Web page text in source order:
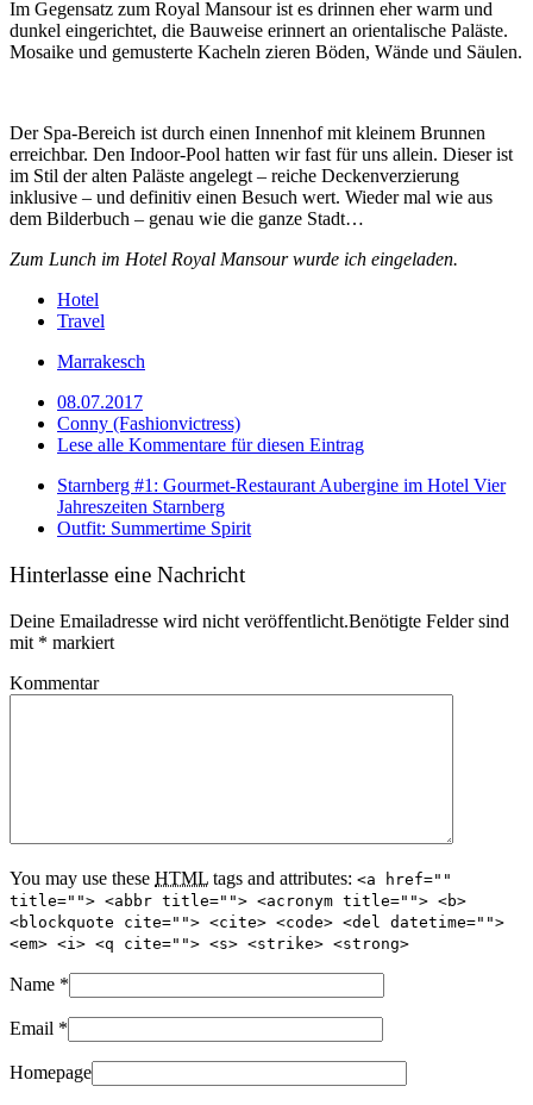
Im Gegensatz zum Royal Mansour ist es drinnen eher warm und
dunkel eingerichtet, die Bauweise erinnert an orientalische Paläste.
Mosaike und gemusterte Kacheln zieren Böden, Wände und Säulen.
Der Spa-Bereich ist durch einen Innenhof mit kleinem Brunnen
erreichbar. Den Indoor-Pool hatten wir fast für uns allein. Dieser ist
im Stil der alten Paläste angelegt – reiche Deckenverzierung
inklusive – und definitiv einen Besuch wert. Wieder mal wie aus
dem Bilderbuch – genau wie die ganze Stadt…
Zum Lunch im Hotel Royal Mansour wurde ich eingeladen.
Hotel
Travel
Marrakesch
08.07.2017
Conny (Fashionvictress)
Lese alle Kommentare für diesen Eintrag
Starnberg #1: Gourmet-Restaurant Aubergine im Hotel Vier
Jahreszeiten Starnberg
Outfit: Summertime Spirit
Hinterlasse eine Nachricht
Deine Emailadresse wird nicht veröffentlicht.Benötigte Felder sind
mit * markiert
Kommentar
You may use these HTML tags and attributes: <a href=""
title=""> <abbr title=""> <acronym title=""> <b>
<blockquote cite=""> <cite> <code> <del datetime="">
<em> <i> <q cite=""> <s> <strike> <strong>
Name *
Email *
Homepage